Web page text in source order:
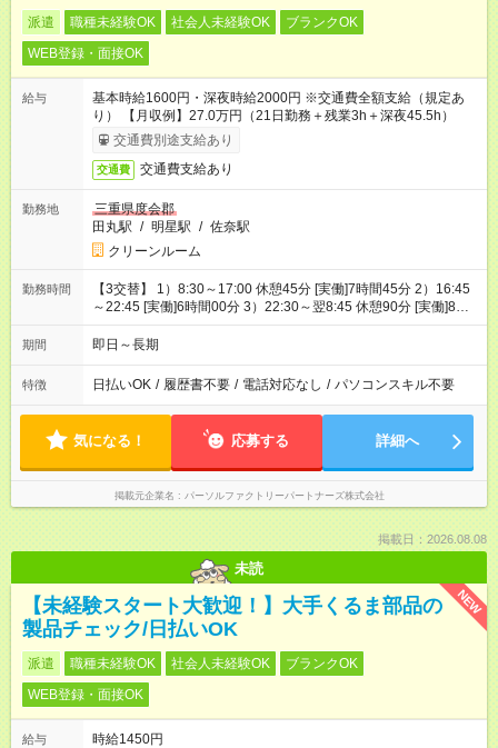
派遣 職種未経験OK 社会人未経験OK
ブランクOK
WEB登録・面接OK
給与
基本時給1600円・深夜時給2000円 ※交通費全額支給（規定あ
り） 【月収例】27.0万円（21日勤務＋残業3h＋深夜45.5h）
交通費別途支給あり
交通費 交通費支給あり
勤務地
三重県度会郡
田丸駅 / 明星駅 / 佐奈駅
クリーンルーム
勤務時間
【3交替】 1）8:30～17:00 休憩45分 [実働]7時間45分 2）16:45
～22:45 [実働]6時間00分 3）22:30～翌8:45 休憩90分 [実働]8時
間45分
期間 即日～長期
特徴 日払いOK / 履歴書不要 / 電話対応なし / パソコンスキル不要
気になる！ 応募する 詳細へ
掲載元企業名 パーソルファクトリーパートナーズ株式会社
掲載日：2026.08.08
未読
NEW
【未経験スタート大歓迎！】大手くるま部品の
製品チェック/日払いOK
派遣 職種未経験OK 社会人未経験OK
ブランクOK
WEB登録・面接OK
給与
時給1450円